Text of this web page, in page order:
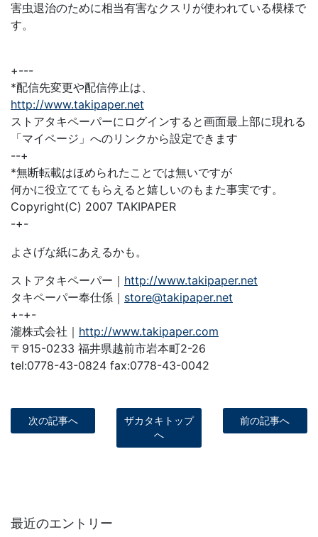
害虫退治のために相当有害なクスリが使われている模様で
す。
+---
*配信先変更や配信停止は、
http://www.takipaper.net
ストアタキペーパーにログインすると画面最上部に現れる
「マイページ」へのリンクから設定できます
--+
*無断転載はほめられたことでは無いですが
何かに役立ててもらえると嬉しいのもまた事実です。
Copyright(C) 2007 TAKIPAPER
-+-
よさげな紙にあえるかも。
ストアタキペーパー｜ http://www.takipaper.net
タキペーパー奉仕係｜ store@takipaper.net
+-+-
瀧株式会社｜ http://www.takipaper.com
〒915-0233 福井県越前市岩本町2-26
tel:0778-43-0824 fax:0778-43-0042
次の記事へ
ザカタキトップ
へ
前の記事へ
最近のエントリー